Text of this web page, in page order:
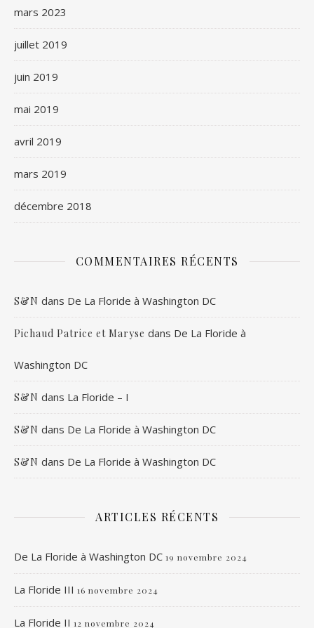
mars 2023
juillet 2019
juin 2019
mai 2019
avril 2019
mars 2019
décembre 2018
COMMENTAIRES RÉCENTS
S&N dans De La Floride à Washington DC
Pichaud Patrice et Maryse dans De La Floride à
Washington DC
S&N dans La Floride – I
S&N dans De La Floride à Washington DC
S&N dans De La Floride à Washington DC
ARTICLES RÉCENTS
De La Floride à Washington DC 19 novembre 2024
La Floride III 16 novembre 2024
La Floride II 12 novembre 2024